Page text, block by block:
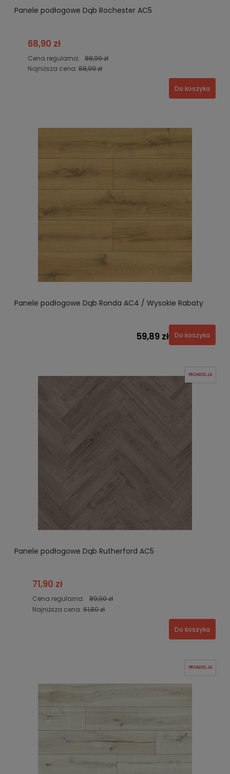
Panele podłogowe Dąb Rochester AC5
68,90 zł
Cena regularna:
88,99 zł
Najniższa cena: 88,99 zł
Do koszyka
Panele podłogowe Dąb Ronda AC4 / Wysokie Rabaty
59,89 zł Do koszyka
Panele podłogowe Dąb Rutherford AC5
71,90 zł
Cena regularna:
89,90 zł
Najniższa cena: 61,80 zł
Do koszyka
PROMOCJA
PROMOCJA